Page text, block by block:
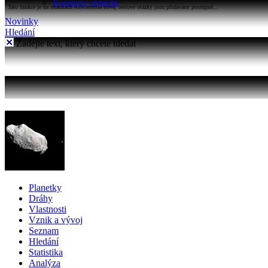
Katalogy objektů
Tato funkce je na stránkách Astronomia nová, testové otázky jsou přidávány postupně...
Novinky
Hledání
Zadejte text, který chcete hledat
Planetky
Dráhy
Vlastnosti
Vznik a vývoj
Seznam
Hledání
Statistika
Analýza